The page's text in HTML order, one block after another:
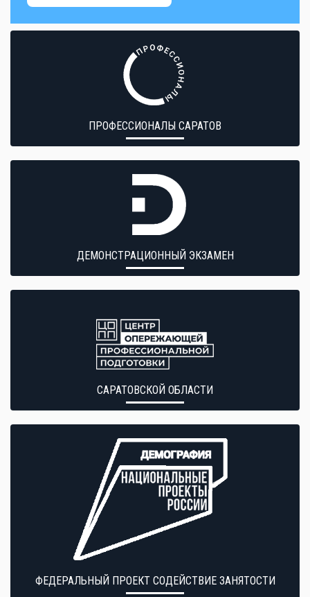
ПРОФЕССИОНАЛЫ САРАТОВ
ДЕМОНСТРАЦИОННЫЙ ЭКЗАМЕН
САРАТОВСКОЙ ОБЛАСТИ
ФЕДЕРАЛЬНЫЙ ПРОЕКТ СОДЕЙСТВИЕ ЗАНЯТОСТИ